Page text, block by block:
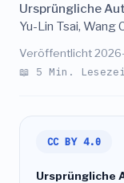
Ursprüngliche
Yu-Lin Tsai, Wang
Veröffentlicht
📖 5 Min.
CC BY 4.0
Ursprüngliche